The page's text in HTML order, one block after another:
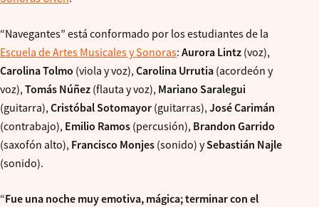
“Navegantes” está conformado por los estudiantes de la
Escuela de Artes Musicales y Sonoras: Aurora Lintz (voz),
Carolina Tolmo (viola y voz), Carolina Urrutia (acordeón y
voz), Tomás Núñez (flauta y voz), Mariano Saralegui
(guitarra), Cristóbal Sotomayor (guitarras), José Carimán
(contrabajo), Emilio Ramos (percusión), Brandon Garrido
(saxofón alto), Francisco Monjes (sonido) ySebastián Najle
(sonido).
“Fue una noche muy emotiva, mágica; terminar con el